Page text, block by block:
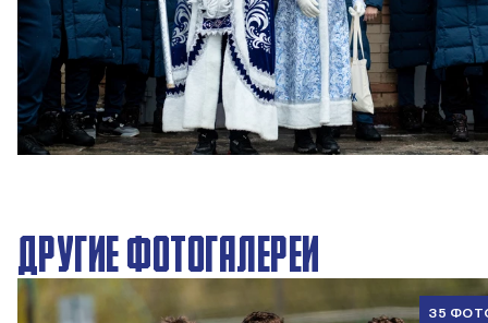
Новогодний праздник в Академии ПФК ЦСКА
27 ДЕКАБРЯ 2025 09:00
ДРУГИЕ ФОТОГАЛЕРЕИ
35